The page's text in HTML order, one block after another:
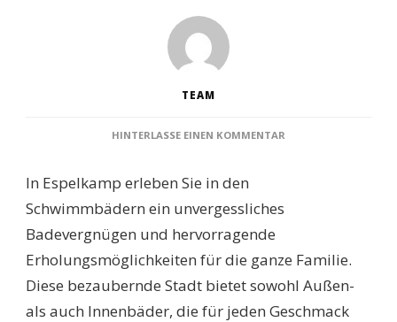
TEAM
HINTERLASSE EINEN KOMMENTAR
BADESPASS U
ND E
In Espelkamp erleben Sie in den
Schwimmbädern ein unvergessliches
Badevergnügen und hervorragende
Erholungsmöglichkeiten für die ganze Familie.
Diese bezaubernde Stadt bietet sowohl Außen-
als auch Innenbäder, die für jeden Geschmack